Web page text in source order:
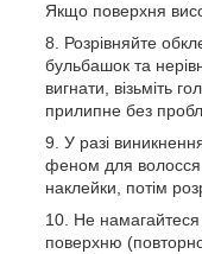
Якщо поверхня
Розрівняйте
бульбашок та
вигнати, візьміть
прилипне без
У разі
феном для
наклейки, потім
Не
поверхню